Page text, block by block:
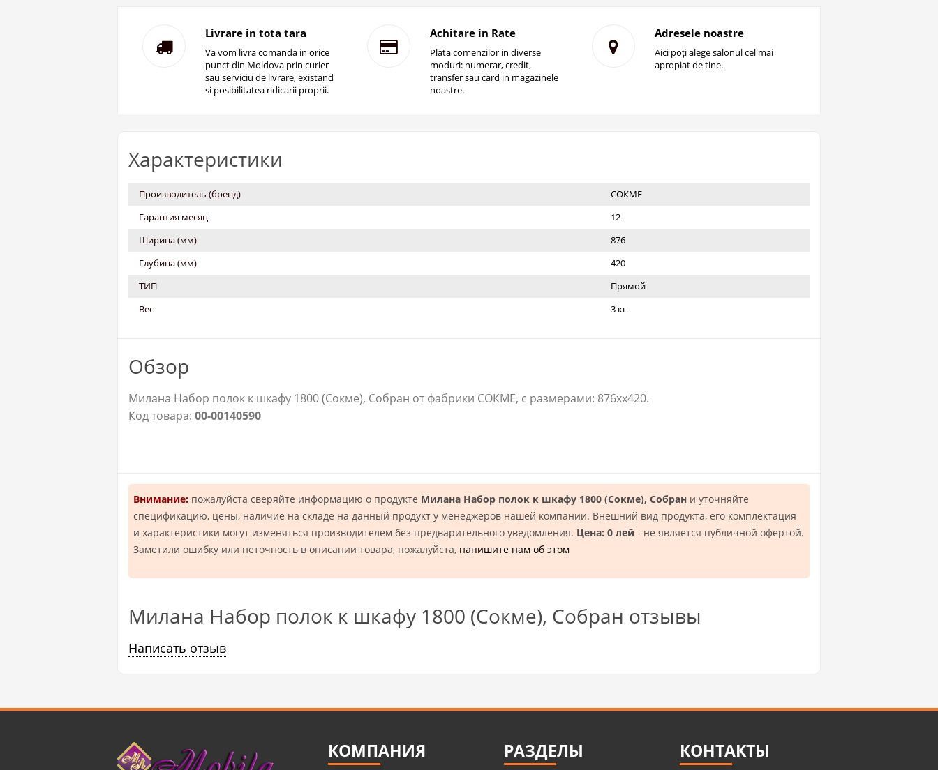
Livrare in tota tara
Va vom livra comanda in orice
punct din Moldova prin curier
sau serviciu de livrare, existand
si posibilitatea ridicarii proprii.
Achitare in Rate
Plata comenzilor in diverse
moduri: numerar, credit,
transfer sau card in magazinele
noastre.
Adresele noastre
Aici poți alege salonul cel mai
apropiat de tine.
Характеристики
Производитель (бренд)
СОКМЕ
Гарантия месяц
12
Ширина (мм)
876
Глубина (мм)
420
ТИП
Прямой
Вес
3 кг
Обзор
Милана Набор полок к шкафу 1800 (Сокме), Собран от фабрики СОКМЕ, с размерами: 876xx420.
Код товара: 00-00140590
Внимание: пожалуйста сверяйте информацию о продукте Милана Набор полок к шкафу 1800 (Сокме), Собран и уточняйте
спецификацию, цены, наличие на складе на данный продукт у менеджеров нашей компании. Внешний вид продукта, его комплектация
и характеристики могут изменяться производителем без предварительного уведомления. Цена: 0 лей - не является публичной офертой.
Заметили ошибку или неточность в описании товара, пожалуйста, напишите нам об этом
Милана Набор полок к шкафу 1800 (Сокме), Собран отзывы
Написать отзыв
КОМПАНИЯ РАЗДЕЛЫ КОНТАКТЫ